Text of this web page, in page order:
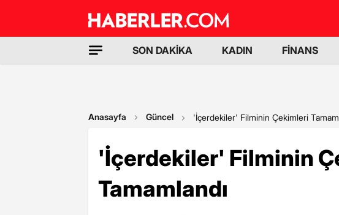
SON DAKİKA KADIN FİNANS
Anasayfa Güncel 'İçerdekiler' Filminin Çekimleri
'İçerdekiler' Filminin
Tamamlandı